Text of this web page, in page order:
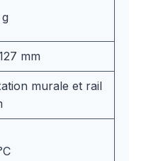
mm
murale et rail